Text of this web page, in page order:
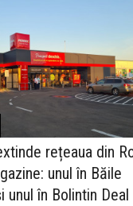
rețeaua din
unul în Băile
unul în Bolintin Deal